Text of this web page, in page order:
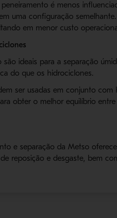
é menos
uma configuração
em menor custo
ideais para a separação
do que os hidrociclones.
ser usadas em conjunto
obter o melhor equilíbrio
e separação da Metso
de reposição e desgaste, bem